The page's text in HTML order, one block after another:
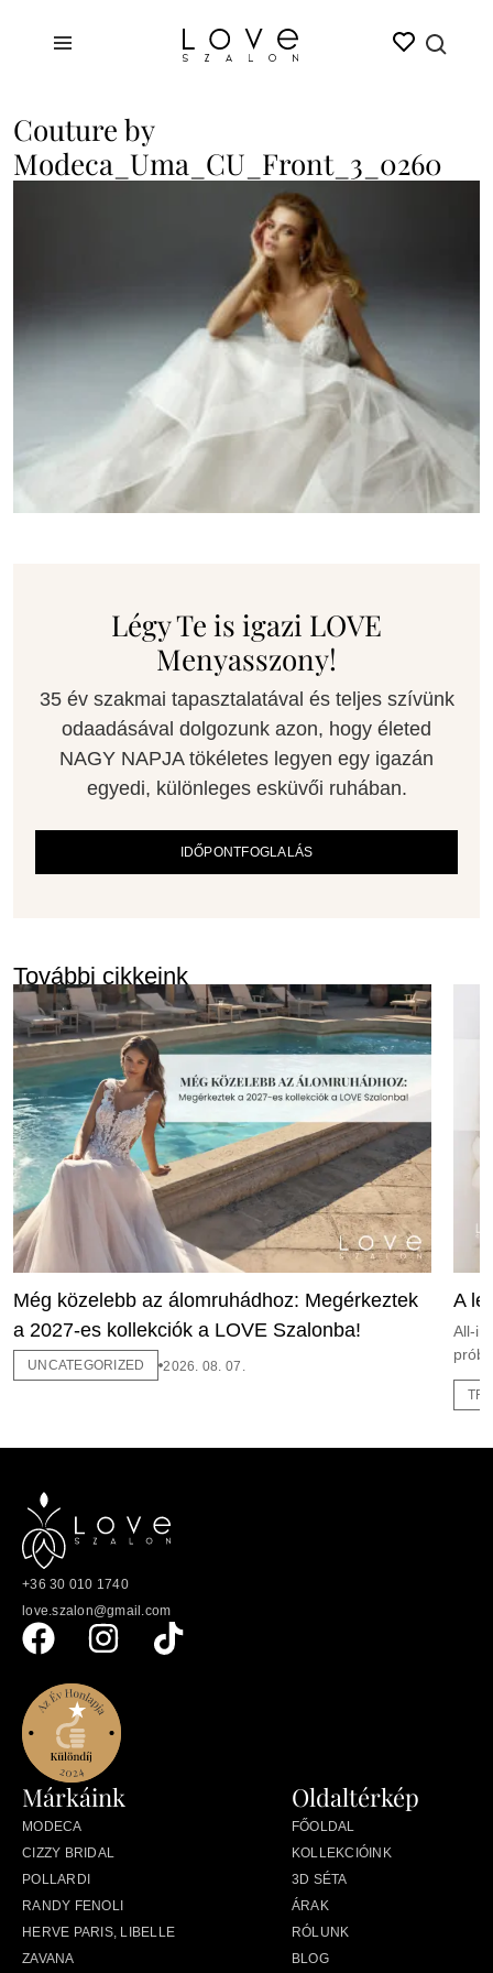
Couture by
Modeca_Uma_CU_Front_3_0260
Légy Te is igazi LOVE
Menyasszony!
35 év szakmai tapasztalatával és teljes szívünk
odaadásával dolgozunk azon, hogy életed
NAGY NAPJA tökéletes legyen egy igazán
egyedi, különleges esküvői ruhában.
IDŐPONTFOGLALÁS
További cikkeink
Még közelebb az álomruhádhoz: Megérkeztek
a 2027-es kollekciók a LOVE Szalonba!
UNCATEGORIZED 2026. 08. 07.
A
All-
+36 30 010 1740
love.szalon@gmail.com
Oldaltérkép
FŐOLDAL
KOLLEKCIÓINK
3D SÉTA
ÁRAK
RÓLUNK
BLOG
Márkáink
MODECA
CIZZY BRIDAL
POLLARDI
RANDY FENOLI
HERVE PARIS, LIBELLE
ZAVANA